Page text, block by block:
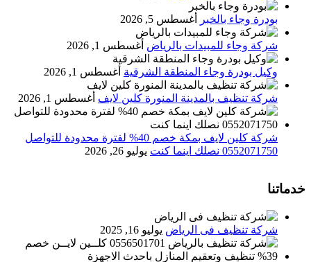
بودرة وجاء بالخبر أغسطس 5, 2026
شركة وجاء للمبيدات بالرياض أغسطس 1, 2026
وكيل بودرة وجاء المنطقة الشرقية أغسطس 1, 2026
شركة تنظيف بالمدينة المنورة كلين لايف أغسطس 1, 2026
شركة كلين لايف بمكة خصم 40% لفترة محدودة للتواصل
0552071750 نصلك اينما كنت
يوليو 26, 2026
خدماتنا
شركة تنظيف فى الرياض يوليو 16, 2025